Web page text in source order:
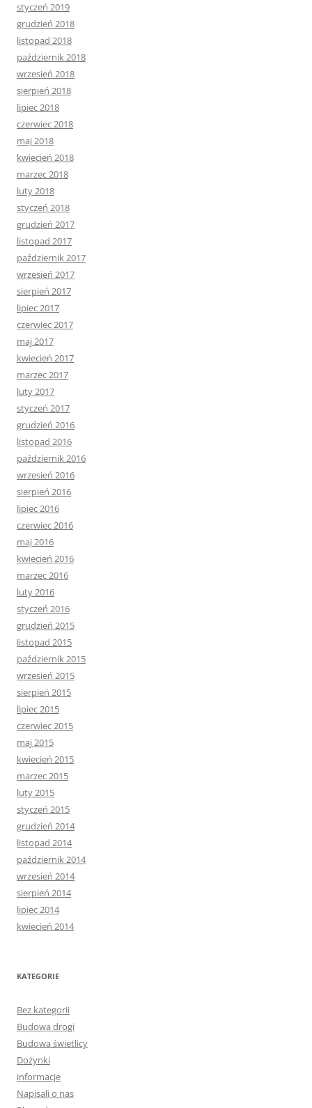
styczeń 2019
grudzień 2018
listopad 2018
październik 2018
wrzesień 2018
sierpień 2018
lipiec 2018
czerwiec 2018
maj 2018
kwiecień 2018
marzec 2018
luty 2018
styczeń 2018
grudzień 2017
listopad 2017
październik 2017
wrzesień 2017
sierpień 2017
lipiec 2017
czerwiec 2017
maj 2017
kwiecień 2017
marzec 2017
luty 2017
styczeń 2017
grudzień 2016
listopad 2016
październik 2016
wrzesień 2016
sierpień 2016
lipiec 2016
czerwiec 2016
maj 2016
kwiecień 2016
marzec 2016
luty 2016
styczeń 2016
grudzień 2015
listopad 2015
październik 2015
wrzesień 2015
sierpień 2015
lipiec 2015
czerwiec 2015
maj 2015
kwiecień 2015
marzec 2015
luty 2015
styczeń 2015
grudzień 2014
listopad 2014
październik 2014
wrzesień 2014
sierpień 2014
lipiec 2014
kwiecień 2014
KATEGORIE
Bez kategorii
Budowa drogi
Budowa świetlicy
Dożynki
informacje
Napisali o nas